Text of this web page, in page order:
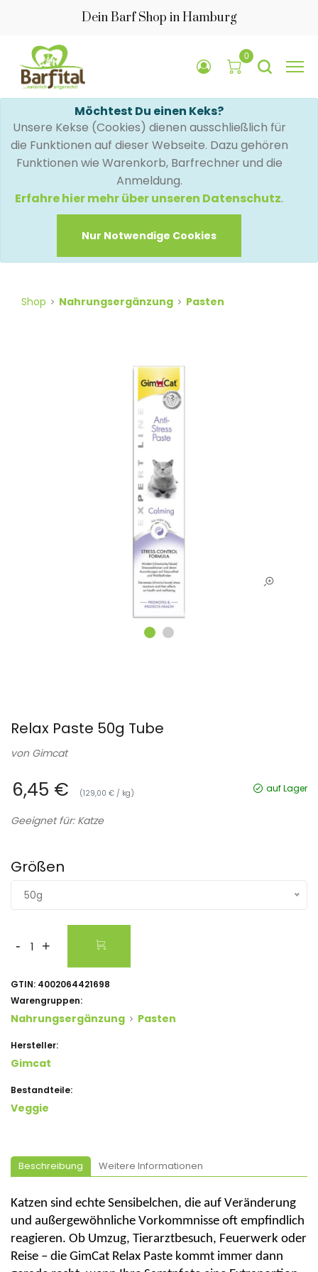
Dein Barf Shop in Hamburg
0
Möchtest Du einen Keks?
Unsere Kekse (Cookies) dienen ausschließlich für
die Funktionen auf dieser Webseite. Dazu gehören
Funktionen wie Warenkorb, Barfrechner und die
Anmeldung.
Erfahre hier mehr über unseren Datenschutz.
Nur Notwendige Cookies
Shop Nahrungsergänzung Pasten
Relax Paste 50g Tube
von Gimcat
6,45 € (129,00 € / kg) auf Lager
Geeignet für: Katze
Größen
50g
- +
GTIN: 4002064421698
Warengruppen:
Nahrungsergänzung Pasten
Hersteller:
Gimcat
Bestandteile:
Veggie
Beschreibung Weitere Informationen
Katzen sind echte Sensibelchen, die auf Veränderung
und außergewöhnliche Vorkommnisse oft empfindlich
reagieren. Ob Umzug, Tierarztbesuch, Feuerwerk oder
Reise – die GimCat Relax Paste kommt immer dann